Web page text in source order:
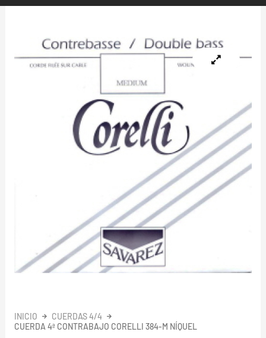
INICIO
CUERDAS 4/4
CUERDA 4ª CONTRABAJO CORELLI 384-M NÍQUEL